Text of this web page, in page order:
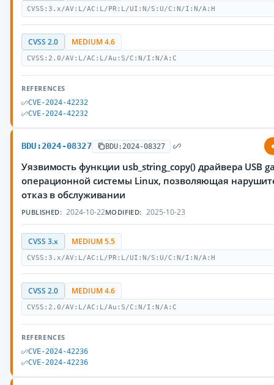
CVSS:3.x/AV:L/AC:L/PR:L/UI:N/S:U/C:N/I:N/A:H
CVSS 2.0 MEDIUM 4.6
CVSS:2.0/AV:L/AC:L/Au:S/C:N/I:N/A:C
REFERENCES
CVE-2024-42232
CVE-2024-42232
BDU:2024-08327 BDU:2024-08327
Уязвимость функции usb_string_copy() драйвера USB
операционной системы Linux, позволяющая
отказ в обслуживании
PUBLISHED: 2024-10-22MODIFIED: 2025-10-23
CVSS 3.x MEDIUM 5.5
CVSS:3.x/AV:L/AC:L/PR:L/UI:N/S:U/C:N/I:N/A:H
CVSS 2.0 MEDIUM 4.6
CVSS:2.0/AV:L/AC:L/Au:S/C:N/I:N/A:C
REFERENCES
CVE-2024-42236
CVE-2024-42236